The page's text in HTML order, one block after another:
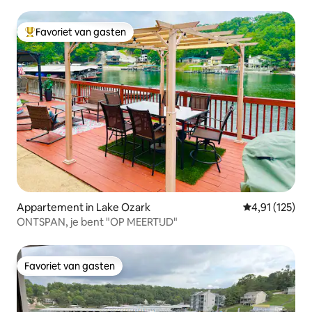
Topfavoriet van gasten
Favoriet van gasten
Appartement in Lake Ozark Gemiddelde
4,91 (125)
ONTSPAN, je bent "OP MEERTIJD"
Favoriet van gasten
Favoriet van gasten